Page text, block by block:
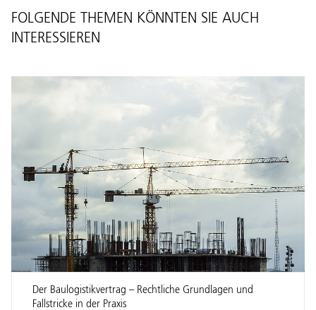
FOLGENDE THEMEN KÖNNTEN SIE AUCH
INTERESSIEREN
Der Baulogistikvertrag – Rechtliche Grundlagen und
Fallstricke in der Praxis